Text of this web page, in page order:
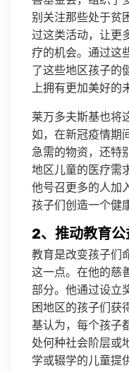
别关注那些处于贫
过这类活动，让更
疗的机会。通过这
了这些地区孩子的
上拥有更加美好的
莱万多夫斯基也将
如，在新冠疫情期
急需的物资，还特
地区儿童的医疗需
他号召更多的人加
孩子们创造一个健
2、推动教育公
教育是改变孩子们
这一点。在他的慈
部分。他通过设立
困地区的孩子们获
基认为，每个孩子
处何种社会阶层或
学或辍学的儿童提